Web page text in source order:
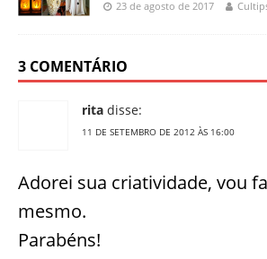
23 de agosto de 2017
3 COMENTÁRIO
rita disse:
11 DE SETEMBRO DE 2012 ÀS 16:00
Adorei sua criatividade, vou
mesmo.
Parabéns!